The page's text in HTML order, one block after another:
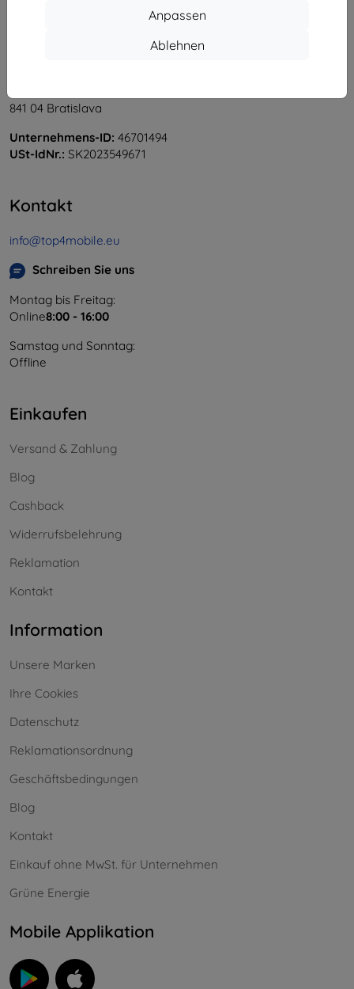
Anpassen
Ablehnen
841 04 Bratislava
Unternehmens-ID: 46701494
USt-IdNr.: SK2023549671
Kontakt
info@top4mobile.eu
Schreiben Sie uns
Montag bis Freitag:
Online8:00 - 16:00
Samstag und Sonntag:
Offline
Einkaufen
Versand & Zahlung
Blog
Cashback
Widerrufsbelehrung
Reklamation
Kontakt
Information
Unsere Marken
Ihre Cookies
Datenschutz
Reklamationsordnung
Geschäftsbedingungen
Blog
Kontakt
Einkauf ohne MwSt. für Unternehmen
Grüne Energie
Mobile Applikation